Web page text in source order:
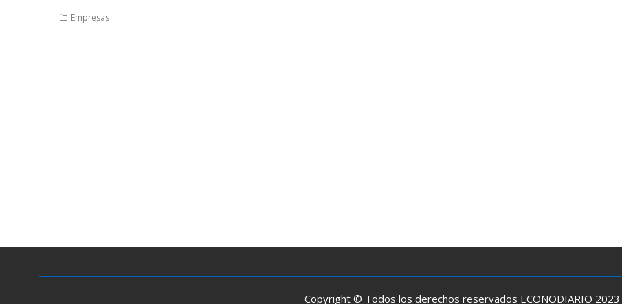
Empresas
Copyright © Todos los derechos reservados ECONODIARIO 2023